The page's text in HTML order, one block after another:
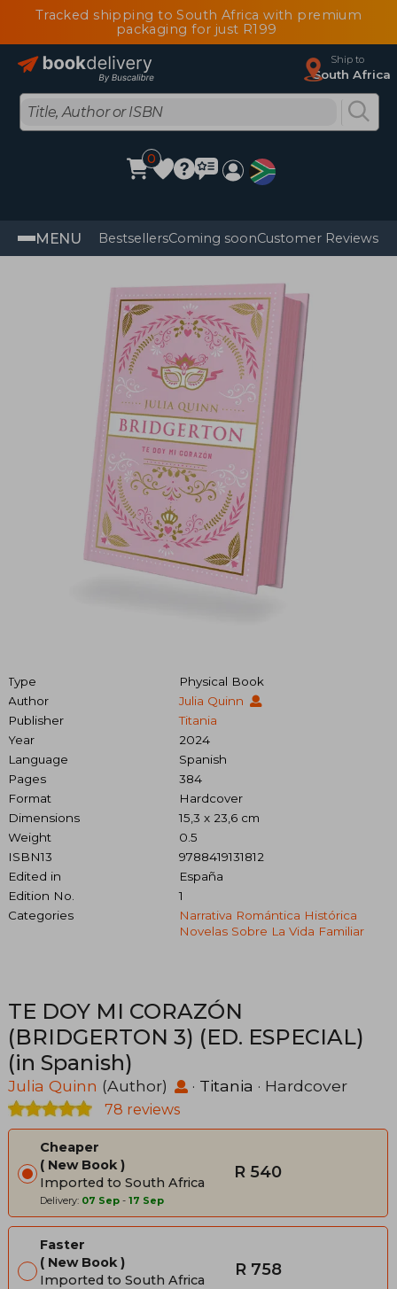
Tracked shipping to South Africa with premium
packaging for just R199
Ship to
South Africa
0
MENU BestsellersComing soonCustomer Reviews
Type
Physical Book
Author
Julia Quinn
Publisher
Titania
Year
2024
Language
Spanish
Pages
384
Format
Hardcover
Dimensions
15,3 x 23,6 cm
Weight
0.5
ISBN13
9788419131812
Edited in
España
Edition No.
1
Categories
Narrativa Romántica Histórica
Novelas Sobre La Vida Familiar
TE DOY MI CORAZÓN
(BRIDGERTON 3) (ED. ESPECIAL)
(in Spanish)
Julia Quinn (Author) · Titania · Hardcover
78 reviews
Cheaper
New Book
Imported to South Africa
Delivery: 07 Sep - 17 Sep
R 540
Faster
New Book
Imported to South Africa
R 758